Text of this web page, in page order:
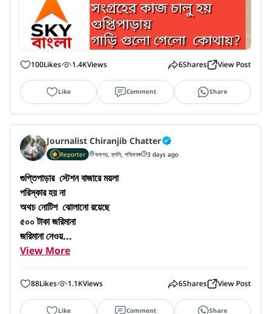
100Likes 1.4KViews 6Shares View Post
Like Comment Share
Journalist Chiranjib Chatter
Reporter বলাগড়, হুগলি, পশ্চিমবঙ্গ 3 days ago
গুপ্তিপাড়ার  স্টেশন বাজারে ময়লা
পরিস্কার হয় না
অথচ নোটিশ  ঝোলানো রয়েছে
৫০০ টাকা জরিমানা
জরিমানা নেওয়...
View More
88Likes 1.1KViews 6Shares View Post
Like Comment Share